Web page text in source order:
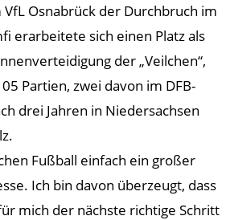
Osnabrück der Durchbruch im
erarbeitete sich einen Platz als
der „Veilchen“,
Partien, zwei davon im DFB-
drei Jahren in Niedersachsen
Fußball einfach ein großer
Ich bin davon überzeugt, dass
mich der nächste richtige Schritt